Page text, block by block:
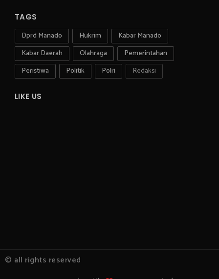
TAGS
Dprd Manado Hukrim
Kabar Manado
Kabar Daerah
Olahraga
Pemerintahan
Peristiwa
Politik Polri Redaksi
LIKE US
© all rights reserved